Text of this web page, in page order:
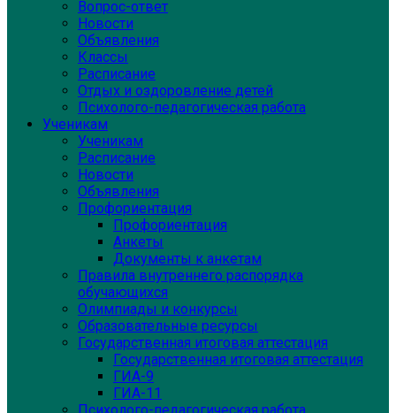
Вопрос-ответ
Новости
Объявления
Классы
Расписание
Отдых и оздоровление детей
Психолого-педагогическая работа
Ученикам
Ученикам
Расписание
Новости
Объявления
Профориентация
Профориентация
Анкеты
Документы к анкетам
Правила внутреннего распорядка
обучающихся
Олимпиады и конкурсы
Образовательные ресурсы
Государственная итоговая аттестация
Государственная итоговая аттестация
ГИА-9
ГИА-11